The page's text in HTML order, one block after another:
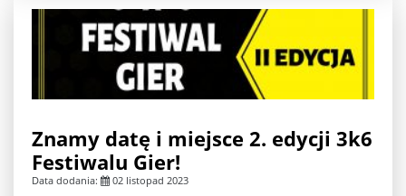
Znamy datę i miejsce 2. edycji 3k6
Festiwalu Gier!
Data dodania: 02 listopad 2023